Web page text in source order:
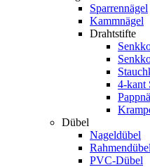
Sparrennägel
Kammnägel
Drahtstifte
4-kant
Dübel
Nageldübel
PVC-Dübel